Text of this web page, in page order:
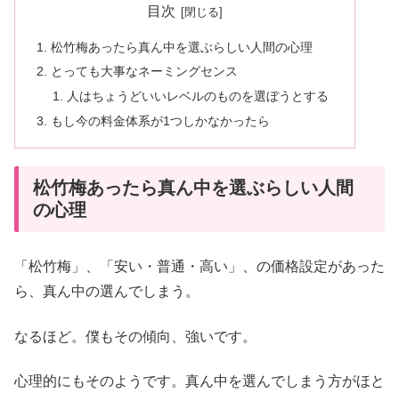
目次
松竹梅あったら真ん中を選ぶらしい人間の心理
とっても大事なネーミングセンス
人はちょうどいいレベルのものを選ぼうとする
もし今の料金体系が1つしかなかったら
松竹梅あったら真ん中を選ぶらしい人間
の心理
「松竹梅」、「安い・普通・高い」、の価格設定があった
ら、真ん中の選んでしまう。
なるほど。僕もその傾向、強いです。
心理的にもそのようです。真ん中を選んでしまう方がほと